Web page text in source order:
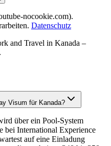
nocookie.com).
Datenschutz
and Travel in Kanada –
Visum für Kanada?
über ein Pool-System
bei International Experience
auf eine Einladung